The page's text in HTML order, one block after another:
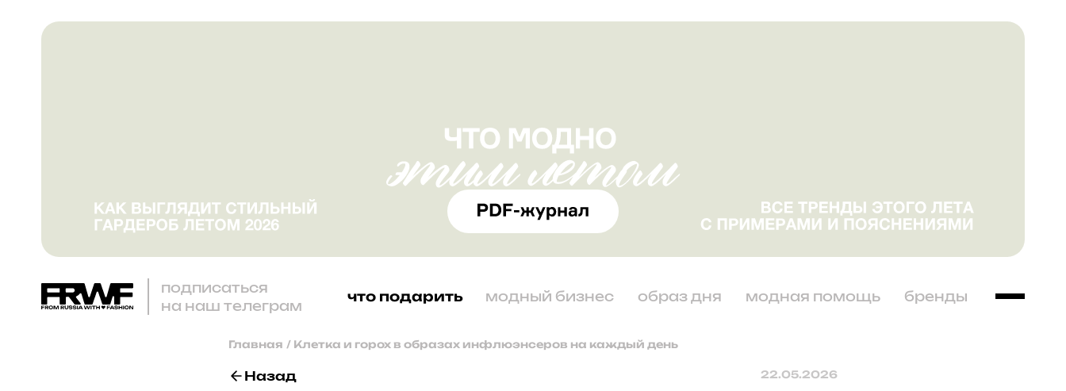
подписаться
на наш телеграм
что подарить модный бизнес образ дня модная помощь бренды
Главная / Клетка и горох в образах инфлюэнсеров на каждый день
Назад 22.05.2026